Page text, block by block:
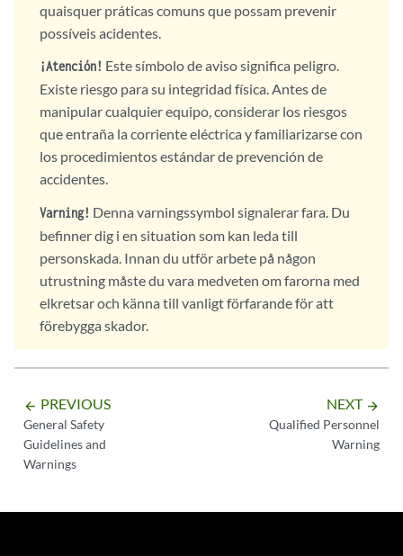
quaisquer práticas comuns que possam prevenir
possíveis acidentes.
¡Atención! Este símbolo de aviso significa peligro.
Existe riesgo para su integridad física. Antes de
manipular cualquier equipo, considerar los riesgos
que entraña la corriente eléctrica y familiarizarse con
los procedimientos estándar de prevención de
accidentes.
Varning! Denna varningssymbol signalerar fara. Du
befinner dig i en situation som kan leda till
personskada. Innan du utför arbete på någon
utrustning måste du vara medveten om farorna med
elkretsar och känna till vanligt förfarande för att
förebygga skador.
arrow_backward PREVIOUS
General Safety
Guidelines and
Warnings
NEXT arrow_forward
Qualified Personnel
Warning